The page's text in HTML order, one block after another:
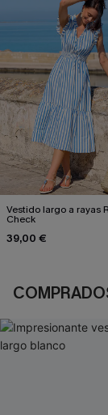
Vestido largo a rayas
Check
39,00 €